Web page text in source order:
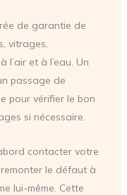
de garantie de
vitrages,
l’air et à l’eau. Un
passage de
pour vérifier le bon
si nécessaire.
contacter votre
le défaut à
lui-même. Cette